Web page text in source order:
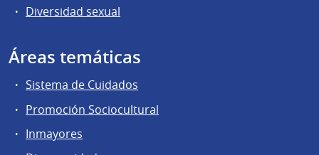
Diversidad sexual
Áreas temáticas
Sistema de Cuidados
Promoción Sociocultural
Inmayores